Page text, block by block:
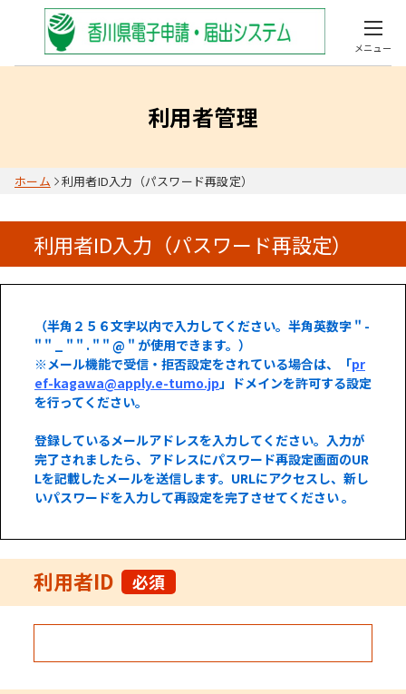
メニュー
利用者管理
ホーム 利用者ID入力（パスワード再設定）
利用者ID入力（パスワード再設定）
（半角２５６文字以内で入力してください。半角英数字 " -
" " _ " " . " " @ " が使用できます。）
※メール機能で受信・拒否設定をされている場合は、「pr
ef-kagawa@apply.e-tumo.jp」ドメインを許可する設定
を行ってください。
登録しているメールアドレスを入力してください。入力が
完了されましたら、アドレスにパスワード再設定画面のUR
Lを記載したメールを送信します。URLにアクセスし、新し
いパスワードを入力して再設定を完了させてください 。
利用者ID 必須